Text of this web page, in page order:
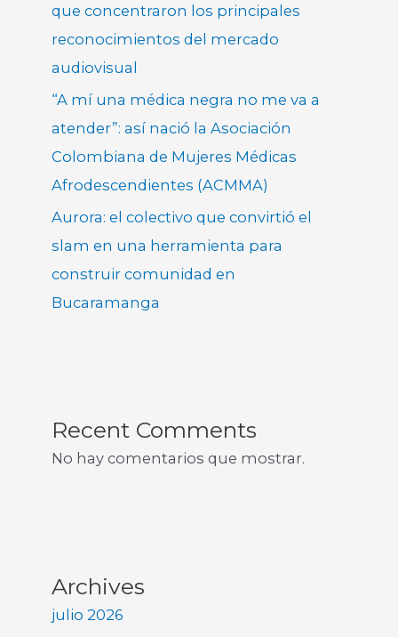
que concentraron los principales
reconocimientos del mercado
audiovisual
“A mí una médica negra no me va a
atender”: así nació la Asociación
Colombiana de Mujeres Médicas
Afrodescendientes (ACMMA)
Aurora: el colectivo que convirtió el
slam en una herramienta para
construir comunidad en
Bucaramanga
Recent Comments
No hay comentarios que mostrar.
Archives
julio 2026